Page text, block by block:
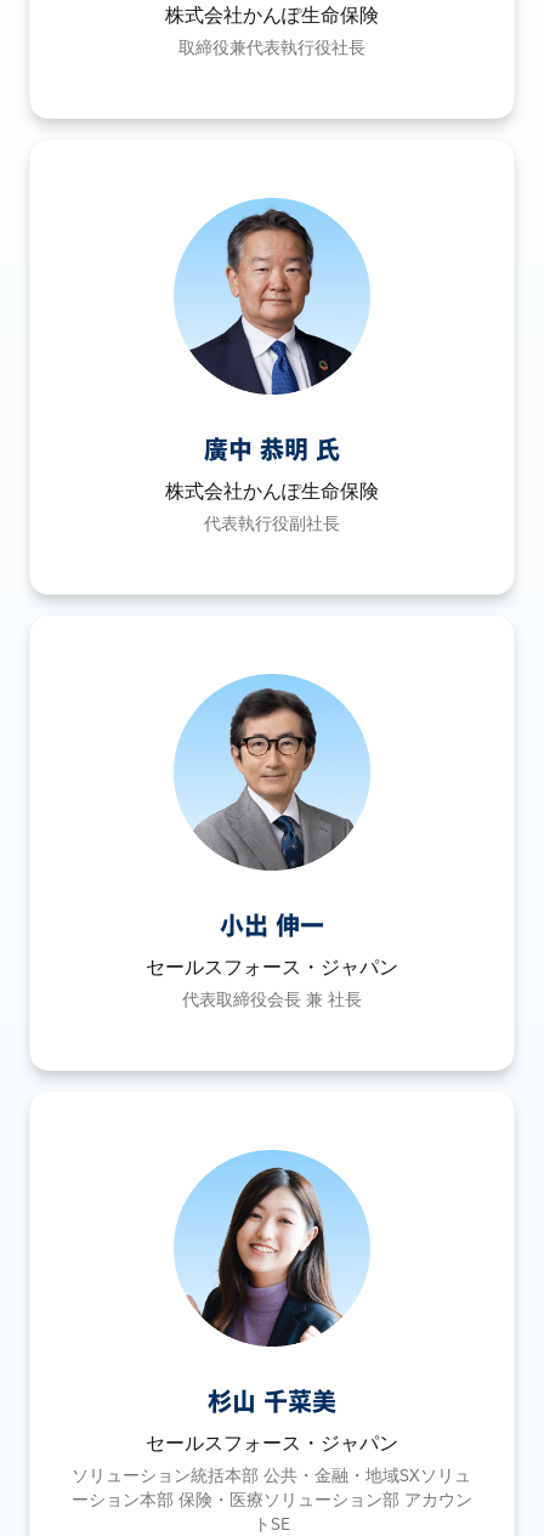
株式会社かんぽ生命保険
取締役兼代表執行役社長
廣中 恭明 氏
株式会社かんぽ生命保険
代表執行役副社長
小出 伸一
セールスフォース・ジャパン
代表取締役会長 兼 社長
杉山 千菜美
セールスフォース・ジャパン
ソリューション統括本部 公共・金融・地域SXソリュ
ーション本部 保険・医療ソリューション部 アカウン
トSE